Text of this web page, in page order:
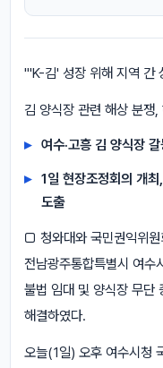
"'K-김' 성장 위해 지역 간
김 양식장 관련 해상 분쟁
여수·고흥 김 양식장
1일 현장조정회의 개
도출
□ 청와대와 국민권익위
전남광주통합특별시 여수
불법 임대 및 양식장 무단
해결하였다.
오늘(1일) 오후 여수시청